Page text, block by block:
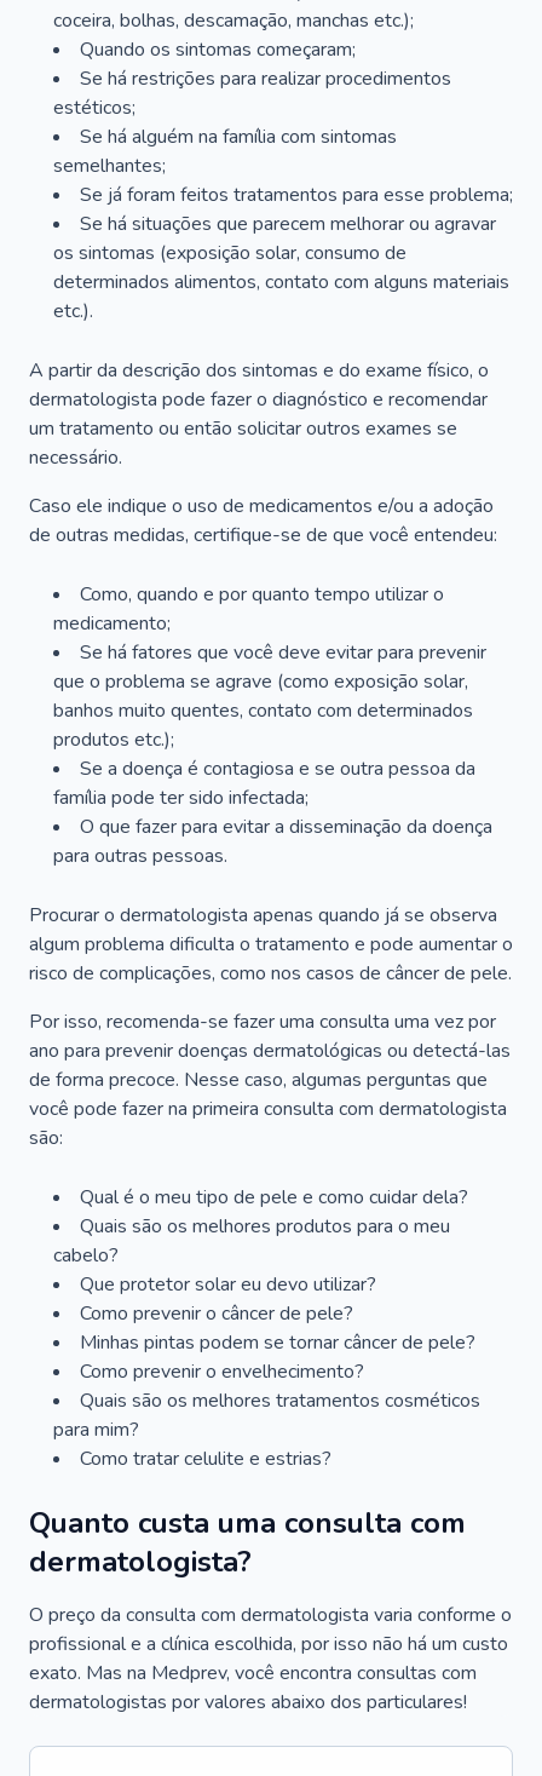
coceira, bolhas, descamação, manchas etc.);
Quando os sintomas começaram;
Se há restrições para realizar procedimentos
estéticos;
Se há alguém na família com sintomas
semelhantes;
Se já foram feitos tratamentos para esse problema;
Se há situações que parecem melhorar ou agravar
os sintomas (exposição solar, consumo de
determinados alimentos, contato com alguns materiais
etc.).
A partir da descrição dos sintomas e do exame físico, o
dermatologista pode fazer o diagnóstico e recomendar
um tratamento ou então solicitar outros exames se
necessário.
Caso ele indique o uso de medicamentos e/ou a adoção
de outras medidas, certifique-se de que você entendeu:
Como, quando e por quanto tempo utilizar o
medicamento;
Se há fatores que você deve evitar para prevenir
que o problema se agrave (como exposição solar,
banhos muito quentes, contato com determinados
produtos etc.);
Se a doença é contagiosa e se outra pessoa da
família pode ter sido infectada;
O que fazer para evitar a disseminação da doença
para outras pessoas.
Procurar o dermatologista apenas quando já se observa
algum problema dificulta o tratamento e pode aumentar o
risco de complicações, como nos casos de câncer de pele.
Por isso, recomenda-se fazer uma consulta uma vez por
ano para prevenir doenças dermatológicas ou detectá-las
de forma precoce. Nesse caso, algumas perguntas que
você pode fazer na primeira consulta com dermatologista
são:
Qual é o meu tipo de pele e como cuidar dela?
Quais são os melhores produtos para o meu
cabelo?
Que protetor solar eu devo utilizar?
Como prevenir o câncer de pele?
Minhas pintas podem se tornar câncer de pele?
Como prevenir o envelhecimento?
Quais são os melhores tratamentos cosméticos
para mim?
Como tratar celulite e estrias?
Quanto custa uma consulta com
dermatologista?
O preço da consulta com dermatologista varia conforme o
profissional e a clínica escolhida, por isso não há um custo
exato. Mas na Medprev, você encontra consultas com
dermatologistas por valores abaixo dos particulares!